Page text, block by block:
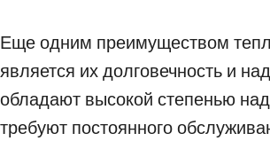
Еще одним преимуществом
является их долговечность и
обладают высокой степенью
требуют постоянного